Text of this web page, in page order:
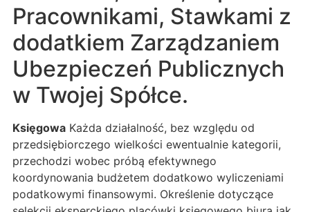
Pracownikami, Stawkami z
dodatkiem Zarządzaniem
Ubezpieczeń Publicznych
w Twojej Spółce.
Księgowa Każda działalność, bez względu od
przedsiębiorczego wielkości ewentualnie kategorii,
przechodzi wobec próbą efektywnego
koordynowania budżetem dodatkowo wyliczeniami
podatkowymi finansowymi. Określenie dotyczące